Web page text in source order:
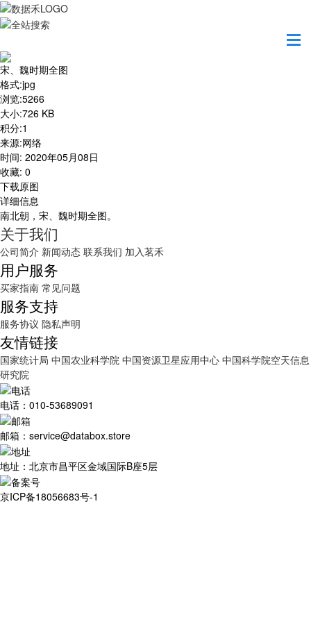
宋、魏时期全图
格式:jpg
浏览:5266
大小:726 KB
积分:1
来源:网络
时间: 2020年05月08日
收藏: 0
下载原图
详细信息
南北朝，宋、魏时期全图。
关于我们
公司简介 新闻动态 联系我们 加入茗禾
用户服务
买家指南 常见问题
服务支持
服务协议 隐私声明
友情链接
国家统计局 中国农业科学院 中国资源卫星应用中心 中国科学院空天信息
研究院
电话：010-53689091
邮箱：service@databox.store
地址：北京市昌平区金域国际B座5层
京ICP备18056683号-1